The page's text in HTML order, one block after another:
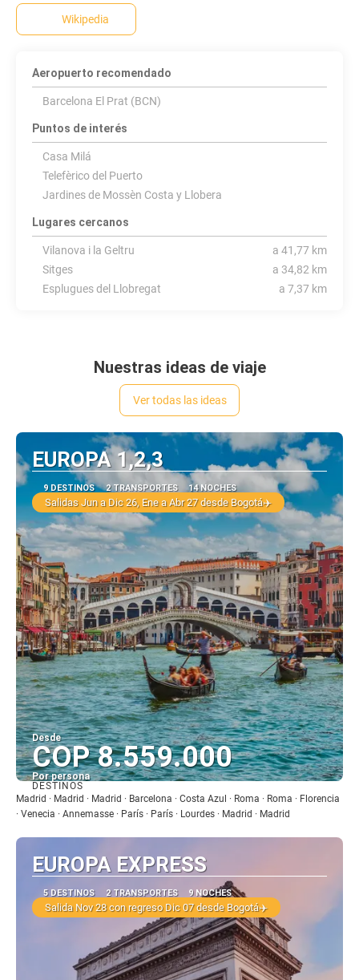
Wikipedia
Aeropuerto recomendado
Barcelona El Prat (BCN)
Puntos de interés
Casa Milá
Telefèrico del Puerto
Jardines de Mossèn Costa y Llobera
Lugares cercanos
Vilanova i la Geltru
a 41,77 km
Sitges
a 34,82 km
Esplugues del Llobregat
a 7,37 km
Nuestras ideas de viaje
Ver todas las ideas
EUROPA 1,2,3
9 DESTINOS 2 TRANSPORTES 14 NOCHES
Salidas Jun a Dic 26, Ene a Abr 27 desde Bogotá✈️
Desde
COP 8.559.000
Por persona
Ver
DESTINOS
Madrid · Madrid · Madrid · Barcelona · Costa Azul · Roma · Roma · Florencia
· Venecia · Annemasse · París · París · Lourdes · Madrid · Madrid
EUROPA EXPRESS
5 DESTINOS 2 TRANSPORTES 9 NOCHES
Salida Nov 28 con regreso Dic 07 desde Bogotá✈️